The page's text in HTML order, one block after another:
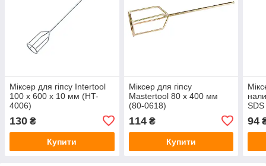
Міксер для гіпсу Intertool
100 x 600 x 10 мм (HT-
4006)
130 ₴
Купити
Міксер для гіпсу
Mastertool 80 x 400 мм
(80-0618)
114₴
Купити
94